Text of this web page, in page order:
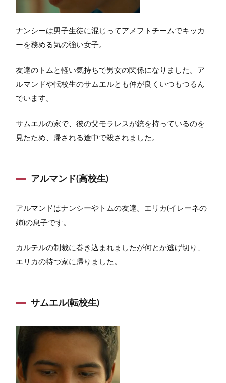
ナンシーは男子生徒に混じってアメフトチームでキッカ
ーを務める気の強い女子。
友達のトムと軽い気持ちで男女の関係になりました。ア
ルマンドや転校生のサムエルとも仲が良くいつもつるん
でいます。
サムエルの家で、彼の父モラレスが銃を持っているのを
見たため、帰される途中で殺されました。
アルマンド(高校生)
アルマンドはナンシーやトムの友達。エリカ(イレーネの
姉)の息子です。
カルテルの制裁に巻き込まれましたが何とか逃げ切り、
エリカの待つ家に帰りました。
サムエル(転校生)